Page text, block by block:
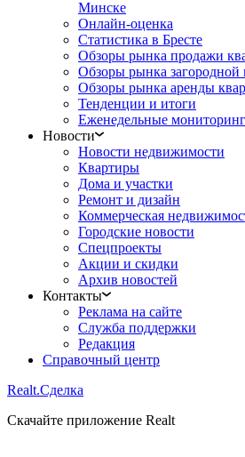
Минске
Онлайн-оценка
Статистика в Бресте
Обзоры рынка продажи
Обзоры рынка
Обзоры рынка аренды
Тенденции и итоги
Еженедельные
Новости
Новости недвижимости
Квартиры
Дома и участки
Ремонт и дизайн
Коммерческая
Городские новости
Спецпроекты
Акции и скидки
Архив новостей
Контакты
Реклама на сайте
Служба поддержки
Редакция
Справочный центр
Realt.Сделка
Скачайте приложение Realt